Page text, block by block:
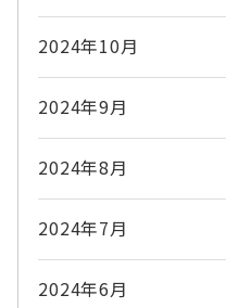
2024年10月
2024年9月
2024年8月
2024年7月
2024年6月